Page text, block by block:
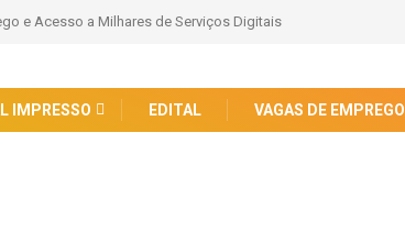
e Acesso a Milhares de Serviços Digitais
IMPRESSO EDITAL VAGAS DE EMPREGO